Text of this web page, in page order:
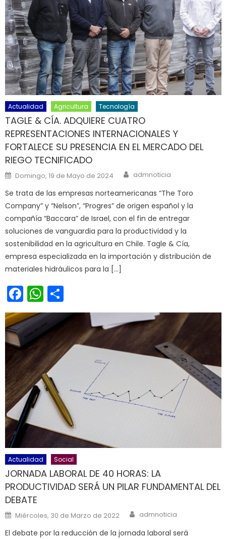
Actualidad Agricultura Tecnología
TAGLE & CÍA. ADQUIERE CUATRO
REPRESENTACIONES INTERNACIONALES Y
FORTALECE SU PRESENCIA EN EL MERCADO DEL
RIEGO TECNIFICADO
Posted on
Domingo, 19 de Mayo de 2024 Author
admnoticia
Se trata de las empresas norteamericanas “The Toro
Company” y “Nelson”, “Progres” de origen español y la
compañía “Baccara” de Israel, con el fin de entregar
soluciones de vanguardia para la productividad y la
sostenibilidad en la agricultura en Chile. Tagle & Cía,
empresa especializada en la importación y distribución de
materiales hidráulicos para la […]
Facebook
WhatsApp
Actualidad Social
JORNADA LABORAL DE 40 HORAS: LA
PRODUCTIVIDAD SERÁ UN PILAR FUNDAMENTAL DEL
DEBATE
Posted on
Miércoles, 30 de Marzo de 2022 Author
admnoticia
El debate por la reducción de la jornada laboral será